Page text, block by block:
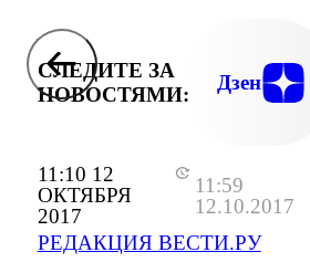
11:10 12
ОКТЯБРЯ
2017
11:59
12.10.2017
РЕДАКЦИЯ ВЕСТИ.РУ
СЛЕДИТЕ ЗА
НОВОСТЯМИ:
Дзен